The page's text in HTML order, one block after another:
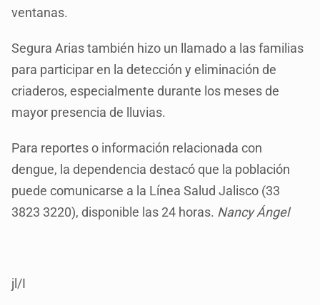
ventanas.
Segura Arias también hizo un llamado a las familias
para participar en la detección y eliminación de
criaderos, especialmente durante los meses de
mayor presencia de lluvias.
Para reportes o información relacionada con
dengue, la dependencia destacó que la población
puede comunicarse a la Línea Salud Jalisco (33
3823 3220), disponible las 24 horas. Nancy Ángel
jl/I